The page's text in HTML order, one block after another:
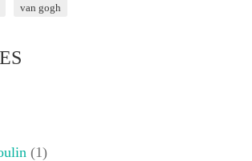
van gogh
(1)